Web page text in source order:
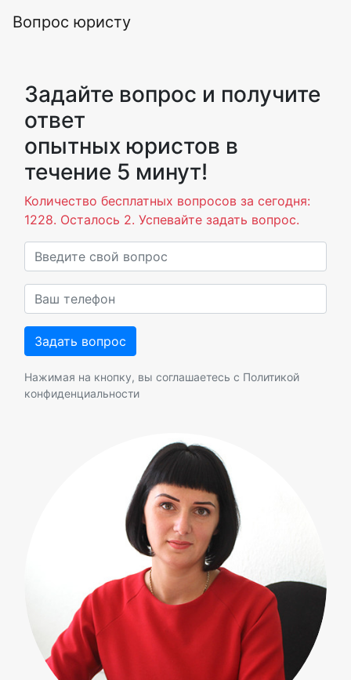
Вопрос юристу
Задайте вопрос и получите
ответ
опытных юристов в
течение 5 минут!
Количество бесплатных вопросов за сегодня:
1228. Осталось 2. Успевайте задать вопрос.
Нажимая на кнопку, вы соглашаетесь с Политикой
конфиденциальности